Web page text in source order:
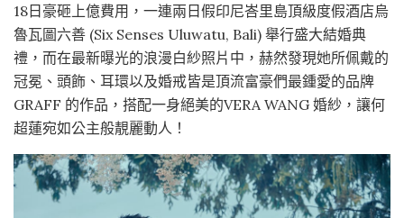
18日豪砸上億費用，一連兩日假印尼峇里島頂級度假酒店烏
魯瓦圖六善 (Six Senses Uluwatu, Bali) 舉行盛大結婚典
禮，而在最新曝光的浪漫白紗照片中，赫然發現她所佩戴的
冠冕、頭飾、耳環以及婚戒皆是頂流富豪們最鍾愛的品牌
GRAFF 的作品，搭配一身絕美的VERA WANG 婚紗，讓何
超蓮宛如公主般靚麗動人！